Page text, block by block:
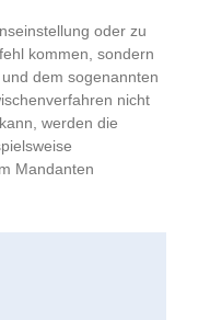
oder zu
kommen, sondern
dem sogenannten
nicht
werden die
Mandanten